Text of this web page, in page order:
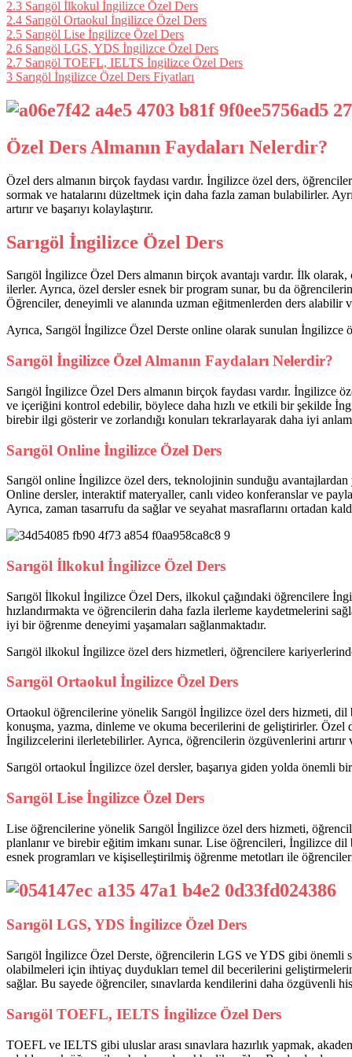
2.3 Sarıgöl İlkokul İngilizce Özel Ders
2.4 Sarıgöl Ortaokul İngilizce Özel Ders
2.5 Sarıgöl Lise İngilizce Özel Ders
2.6 Sarıgöl LGS, YDS İngilizce Özel Ders
2.7 Sarıgöl TOEFL, IELTS İngilizce Özel Ders
3 Sarıgöl İngilizce Özel Ders Fiyatları
Özel Ders Almanın Faydaları Nelerdir?
Özel ders almanın birçok faydası vardır. İngilizce özel ders,
sormak ve hatalarını düzeltmek için daha fazla zaman bulabilirler.
artırır ve başarıyı kolaylaştırır.
Sarıgöl İngilizce Özel Ders
Sarıgöl İngilizce Özel Ders almanın birçok avantajı vardır. İlk
ilerler. Ayrıca, özel dersler esnek bir program sunar, bu da
Öğrenciler, deneyimli ve alanında uzman eğitmenlerden ders alabilir
Ayrıca, Sarıgöl İngilizce Özel Derste online olarak sunulan İngilizce
Sarıgöl İngilizce Özel Almanın Faydaları Nelerdir?
Sarıgöl İngilizce Özel Ders almanın birçok faydası vardır. İngilizce
ve içeriğini kontrol edebilir, böylece daha hızlı ve etkili bir şekilde
birebir ilgi gösterir ve zorlandığı konuları tekrarlayarak daha iyi
Sarıgöl Online İngilizce Özel Ders
Sarıgöl online İngilizce özel ders, teknolojinin sunduğu
Online dersler, interaktif materyaller, canlı video konferanslar ve
Ayrıca, zaman tasarrufu da sağlar ve seyahat masraflarını ortadan
Sarıgöl İlkokul İngilizce Özel Ders
Sarıgöl İlkokul İngilizce Özel Ders, ilkokul çağındaki öğrencilere
hızlandırmakta ve öğrencilerin daha fazla ilerleme kaydetmelerini
iyi bir öğrenme deneyimi yaşamaları sağlanmaktadır.
Sarıgöl ilkokul İngilizce özel ders hizmetleri, öğrencilere
Sarıgöl Ortaokul İngilizce Özel Ders
Ortaokul öğrencilerine yönelik Sarıgöl İngilizce özel ders hizmeti, dil
konuşma, yazma, dinleme ve okuma becerilerini de geliştirirler. Özel
İngilizcelerini ilerletebilirler. Ayrıca, öğrencilerin özgüvenlerini artırır
Sarıgöl ortaokul İngilizce özel dersler, başarıya giden yolda önemli bir
Sarıgöl Lise İngilizce Özel Ders
Lise öğrencilerine yönelik Sarıgöl İngilizce özel ders hizmeti,
planlanır ve birebir eğitim imkanı sunar. Lise öğrencileri, İngilizce dil
esnek programları ve kişiselleştirilmiş öğrenme metotları ile
Sarıgöl LGS, YDS İngilizce Özel Ders
Sarıgöl İngilizce Özel Derste, öğrencilerin LGS ve YDS gibi önemli
olabilmeleri için ihtiyaç duydukları temel dil becerilerini
sağlar. Bu sayede öğrenciler, sınavlarda kendilerini daha özgüvenli
Sarıgöl TOEFL, IELTS İngilizce Özel Ders
TOEFL ve IELTS gibi uluslar arası sınavlara hazırlık yapmak,